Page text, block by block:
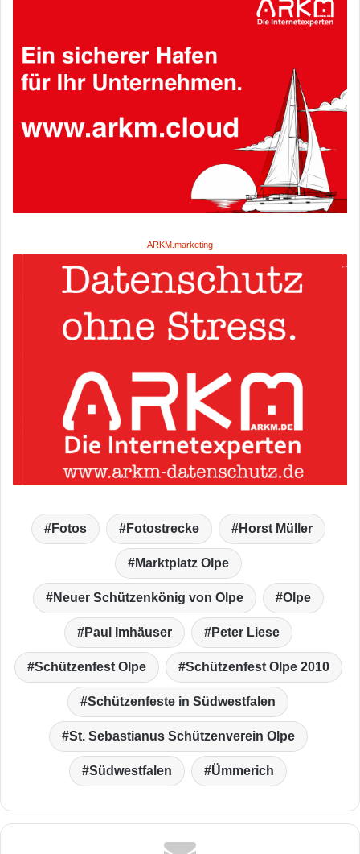
ARKM.marketing
Fotos Fotostrecke Horst Müller
Marktplatz Olpe
Neuer Schützenkönig von Olpe Olpe
Paul Imhäuser Peter Liese
Schützenfest Olpe Schützenfest Olpe 2010
Schützenfeste in Südwestfalen
St. Sebastianus Schützenverein Olpe
Südwestfalen Ümmerich